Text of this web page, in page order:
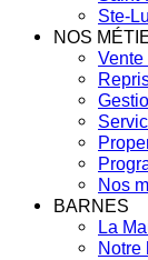
Ste-
NOS
Vente
Nos
BARNES
La
Notre